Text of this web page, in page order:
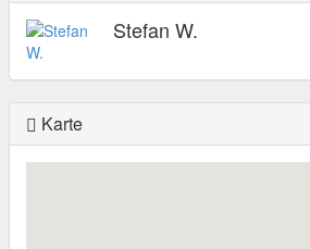
Stefan W.
Karte